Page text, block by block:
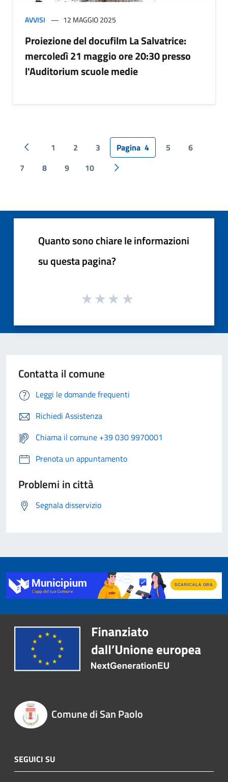
AVVISI 12 MAGGIO 2025
Proiezione del docufilm La Salvatrice:
mercoledì 21 maggio ore 20:30 presso
l'Auditorium scuole medie
Pagina precedente
1 2 3 Pagina 4 5
6
7
8 9 10 Pagina successiva
Quanto sono chiare le informazioni
su questa pagina?
Contatta il comune
Leggi le domande frequenti
Richiedi Assistenza
Chiama il comune +39 030 9970001
Prenota un appuntamento
Problemi in città
Segnala disservizio
Comune di San Paolo
SEGUICI SU